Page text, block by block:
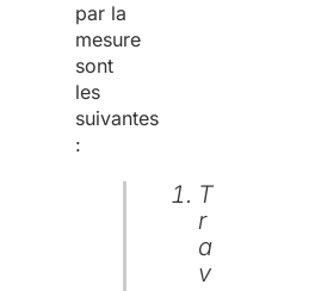
par la
mesure
sont
les
suivantes
:
T
r
a
v